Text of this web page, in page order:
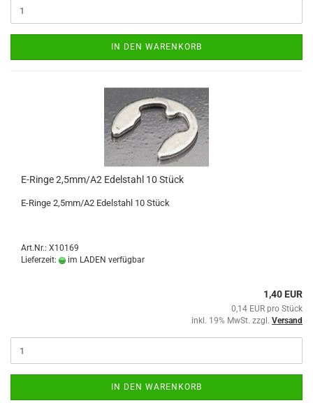
IN DEN WARENKORB
E-Ringe 2,5mm/A2 Edelstahl 10 Stück
E-Ringe 2,5mm/A2 Edelstahl 10 Stück
Art.Nr.: X10169
Lieferzeit:
im LADEN verfügbar
1,40 EUR
0,14 EUR pro Stück
inkl. 19% MwSt. zzgl. Versand
IN DEN WARENKORB